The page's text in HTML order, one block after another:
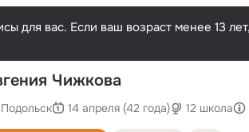
для вас. Если ваш возраст менее 13
Чижкова
Подольск 14 апреля (42 года) 12 школа